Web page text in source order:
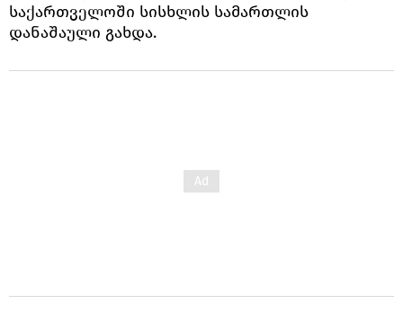
საქართველოში სისხლის სამართლის
დანაშაული გახდა.